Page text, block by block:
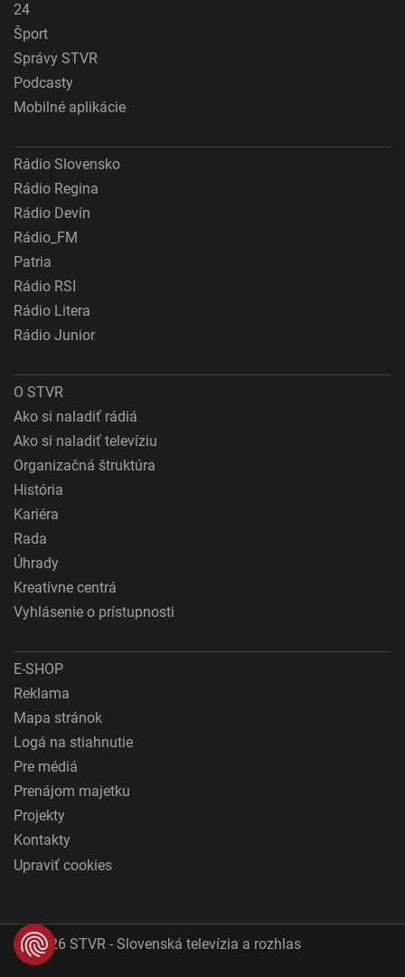
24
Šport
Správy STVR
Podcasty
Mobilné aplikácie
Rádio Slovensko
Rádio Regina
Rádio Devín
Rádio_FM
Patria
Rádio RSI
Rádio Litera
Rádio Junior
O STVR
Ako si naladiť rádiá
Ako si naladiť televíziu
Organizačná štruktúra
História
Kariéra
Rada
Úhrady
Kreatívne centrá
Vyhlásenie o prístupnosti
E-SHOP
Reklama
Mapa stránok
Logá na stiahnutie
Pre médiá
Prenájom majetku
Projekty
Kontakty
Upraviť cookies
© 2026 STVR - Slovenská televízia a rozhlas